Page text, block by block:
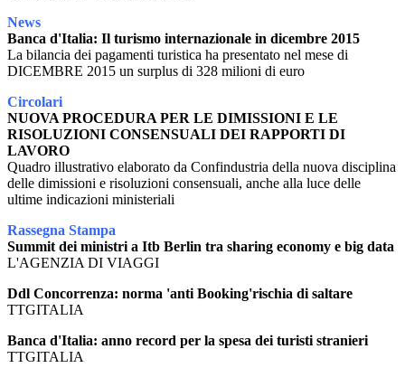
News
Banca d'Italia: Il turismo internazionale in dicembre 2015
La bilancia dei pagamenti turistica ha presentato nel mese di
DICEMBRE 2015 un surplus di 328 milioni di euro
Circolari
NUOVA PROCEDURA PER LE DIMISSIONI E LE
RISOLUZIONI CONSENSUALI DEI RAPPORTI DI
LAVORO
Quadro illustrativo elaborato da Confindustria della nuova disciplina
delle dimissioni e risoluzioni consensuali, anche alla luce delle
ultime indicazioni ministeriali
Rassegna Stampa
Summit dei ministri a Itb Berlin tra sharing economy e big data
L'AGENZIA DI VIAGGI
Ddl Concorrenza: norma 'anti Booking'rischia di saltare
TTGITALIA
Banca d'Italia: anno record per la spesa dei turisti stranieri
TTGITALIA